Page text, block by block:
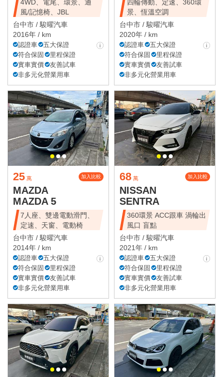
4WD、電尾、環景、通
風/記憶椅、JBL
台中市 / 駿曜汽車
2016年 / km
認證車
五大保證
符合保固
里程保證
實車實價
友善試車
非多元化營業用車
四輪傳動、定速、360環
景、恆溫空調
台中市 / 駿曜汽車
2020年 / km
認證車
五大保證
符合保固
里程保證
實車實價
友善試車
非多元化營業用車
25 萬 加入比較
MAZDA
MAZDA 5
7人座、雙邊電動滑門、
定速、天窗、電動椅
台中市 / 駿曜汽車
2014年 / km
認證車
五大保證
符合保固
里程保證
實車實價
友善試車
非多元化營業用車
68 萬 加入比較
NISSAN
SENTRA
360環景 ACC跟車 渦輪出
風口 盲點
台中市 / 駿曜汽車
2021年 / km
認證車
五大保證
符合保固
里程保證
實車實價
友善試車
非多元化營業用車